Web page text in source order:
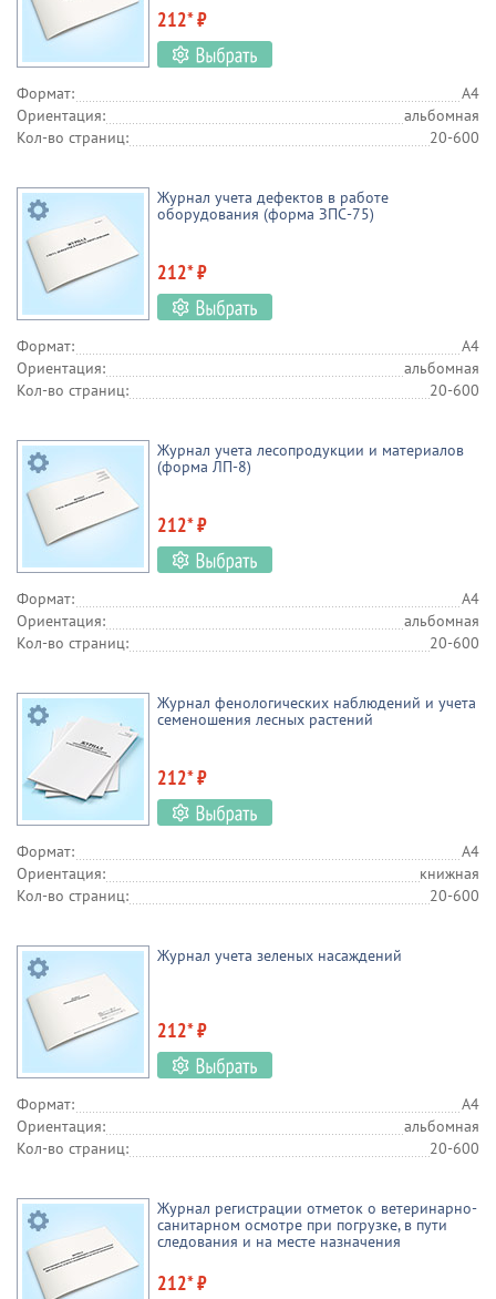
212* ₽
Формат:
А4
Ориентация:
альбомная
Кол-во страниц:
20-600
Журнал учета дефектов в работе
оборудования (форма ЗПС-75)
212* ₽
Формат:
А4
Ориентация:
альбомная
Кол-во страниц:
20-600
Журнал учета лесопродукции и материалов
(форма ЛП-8)
212* ₽
Формат:
А4
Ориентация:
альбомная
Кол-во страниц:
20-600
Журнал фенологических наблюдений и учета
семеношения лесных растений
212* ₽
Формат:
А4
Ориентация:
книжная
Кол-во страниц:
20-600
Журнал учета зеленых насаждений
212* ₽
Формат:
А4
Ориентация:
альбомная
Кол-во страниц:
20-600
Журнал регистрации отметок о ветеринарно-
санитарном осмотре при погрузке, в пути
следования и на месте назначения
212* ₽